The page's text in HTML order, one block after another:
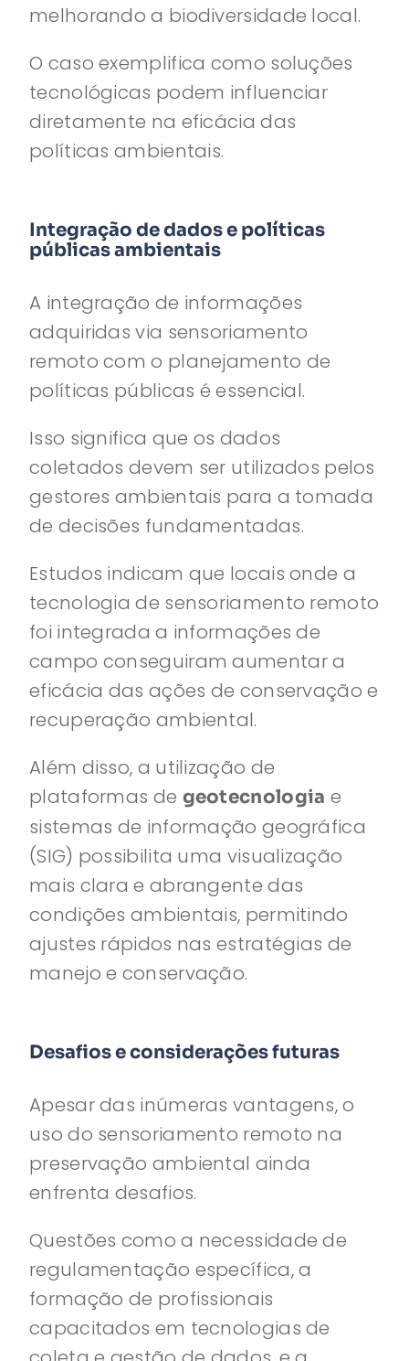
melhorando a biodiversidade local.
O caso exemplifica como soluções
tecnológicas podem influenciar
diretamente na eficácia das
políticas ambientais.
Integração de dados e políticas
públicas ambientais
A integração de informações
adquiridas via sensoriamento
remoto com o planejamento de
políticas públicas é essencial.
Isso significa que os dados
coletados devem ser utilizados pelos
gestores ambientais para a tomada
de decisões fundamentadas.
Estudos indicam que locais onde a
tecnologia de sensoriamento remoto
foi integrada a informações de
campo conseguiram aumentar a
eficácia das ações de conservação e
recuperação ambiental.
Além disso, a utilização de
plataformas de geotecnologia e
sistemas de informação geográfica
(SIG) possibilita uma visualização
mais clara e abrangente das
condições ambientais, permitindo
ajustes rápidos nas estratégias de
manejo e conservação.
Desafios e considerações futuras
Apesar das inúmeras vantagens, o
uso do sensoriamento remoto na
preservação ambiental ainda
enfrenta desafios.
Questões como a necessidade de
regulamentação específica, a
formação de profissionais
capacitados em tecnologias de